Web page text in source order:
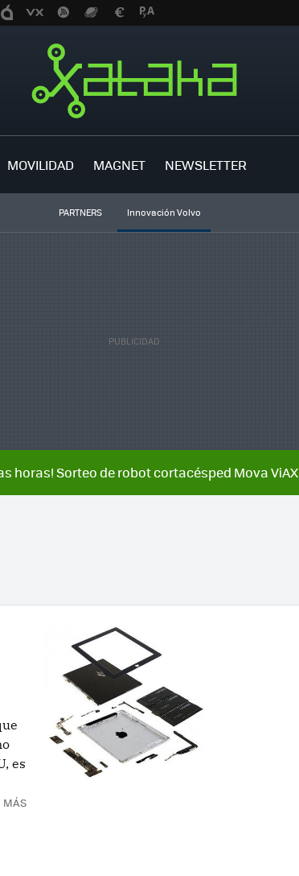
MOVILIDAD MAGNET NEWSLETTER
PARTNERS Innovación Volvo
horas! Sorteo de robot cortacésped Mova ViAX
es
MÁS